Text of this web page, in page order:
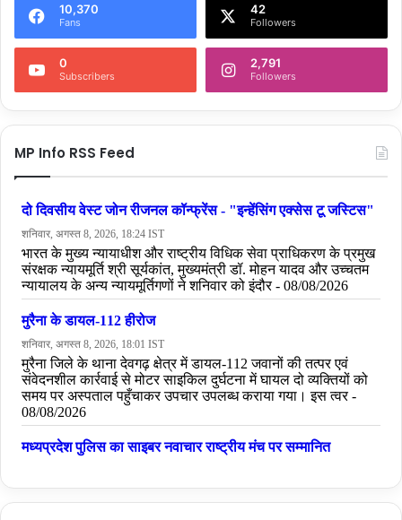
10,370
Fans
42
Followers
0
Subscribers
2,791
Followers
MP Info RSS Feed